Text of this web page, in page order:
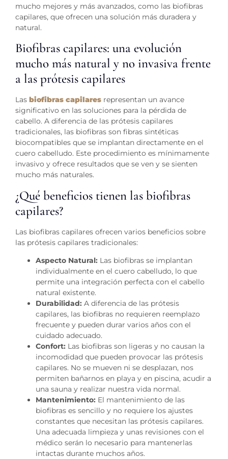
mucho mejores y más avanzados, como las biofibras
capilares, que ofrecen una solución más duradera y
natural.
Biofibras capilares: una evolución
mucho más natural y no invasiva frente
a las prótesis capilares
Las biofibras capilares representan un avance
significativo en las soluciones para la pérdida de
cabello. A diferencia de las prótesis capilares
tradicionales, las biofibras son fibras sintéticas
biocompatibles que se implantan directamente en el
cuero cabelludo. Este procedimiento es mínimamente
invasivo y ofrece resultados que se ven y se sienten
mucho más naturales.
¿Qué beneficios tienen las biofibras
capilares?
Las biofibras capilares ofrecen varios beneficios sobre
las prótesis capilares tradicionales:
Aspecto Natural: Las biofibras se implantan
individualmente en el cuero cabelludo, lo que
permite una integración perfecta con el cabello
natural existente.
Durabilidad: A diferencia de las prótesis
capilares, las biofibras no requieren reemplazo
frecuente y pueden durar varios años con el
cuidado adecuado.
Confort: Las biofibras son ligeras y no causan la
incomodidad que pueden provocar las prótesis
capilares. No se mueven ni se desplazan, nos
permiten bañarnos en playa y en piscina, acudir a
una sauna y realizar nuestra vida normal.
Mantenimiento: El mantenimiento de las
biofibras es sencillo y no requiere los ajustes
constantes que necesitan las prótesis capilares.
Una adecuada limpieza y unas revisiones con el
médico serán lo necesario para mantenerlas
intactas durante muchos años.